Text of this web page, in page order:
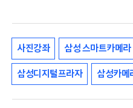
사진강좌 삼성 스마트카메라
삼성디지털프라자 삼성카메